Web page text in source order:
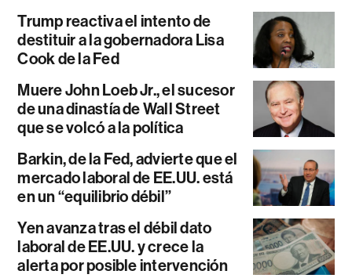
Trump reactiva el intento de
destituir a la gobernadora Lisa
Cook de la Fed
Muere John Loeb Jr., el sucesor
de una dinastía de Wall Street
que se volcó a la política
Barkin, de la Fed, advierte que el
mercado laboral de EE.UU. está
en un “equilibrio débil”
Yen avanza tras el débil dato
laboral de EE.UU. y crece la
alerta por posible intervención